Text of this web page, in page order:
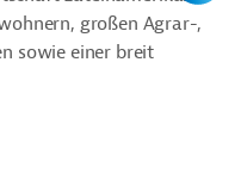
großen Agrar-,
sowie einer breit